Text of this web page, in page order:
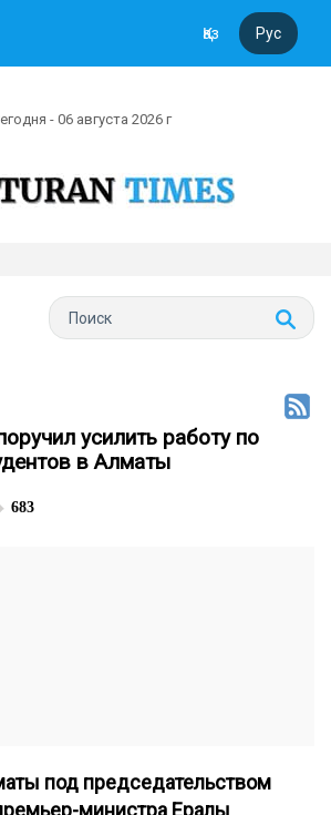
Қаз Рус
- 06 августа 2026 г
усилить работу по
в Алматы
683
под председательством
министра Ералы